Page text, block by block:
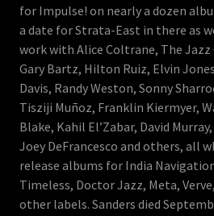
for Impulse! on nearly a dozen
a date for Strata-East in there as
work with Alice Coltrane, The Jazz
Gary Bartz, Hilton Ruiz, Elvin
Davis, Randy Weston, Sonny
Tisziji Muñoz, Franklin Kiermyer,
Blake, Kahil El’Zabar, David
Joey DeFrancesco and others, all
release albums for India
Timeless, Doctor Jazz, Meta,
other labels. Sanders died